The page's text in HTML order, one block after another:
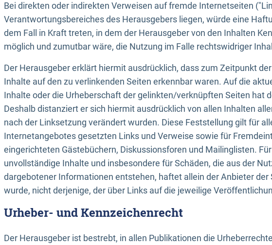
Bei direkten oder indirekten Verweisen auf fremde Internetseiten
Verantwortungsbereiches des Herausgebers liegen, würde eine
dem Fall in Kraft treten, in dem der Herausgeber von den Inhalten
möglich und zumutbar wäre, die Nutzung im Falle rechtswidriger
Der Herausgeber erklärt hiermit ausdrücklich, dass zum Zeitpunkt
Inhalte auf den zu verlinkenden Seiten erkennbar waren. Auf die
Inhalte oder die Urheberschaft der gelinkten/verknüpften Seiten hat
Deshalb distanziert er sich hiermit ausdrücklich von allen Inhalten
nach der Linksetzung verändert wurden. Diese Feststellung gilt für
Internetangebotes gesetzten Links und Verweise sowie für
eingerichteten Gästebüchern, Diskussionsforen und Mailinglisten.
unvollständige Inhalte und insbesondere für Schäden, die aus der
dargebotener Informationen entstehen, haftet allein der Anbieter der
wurde, nicht derjenige, der über Links auf die jeweilige
Urheber- und Kennzeichenrecht
Der Herausgeber ist bestrebt, in allen Publikationen die